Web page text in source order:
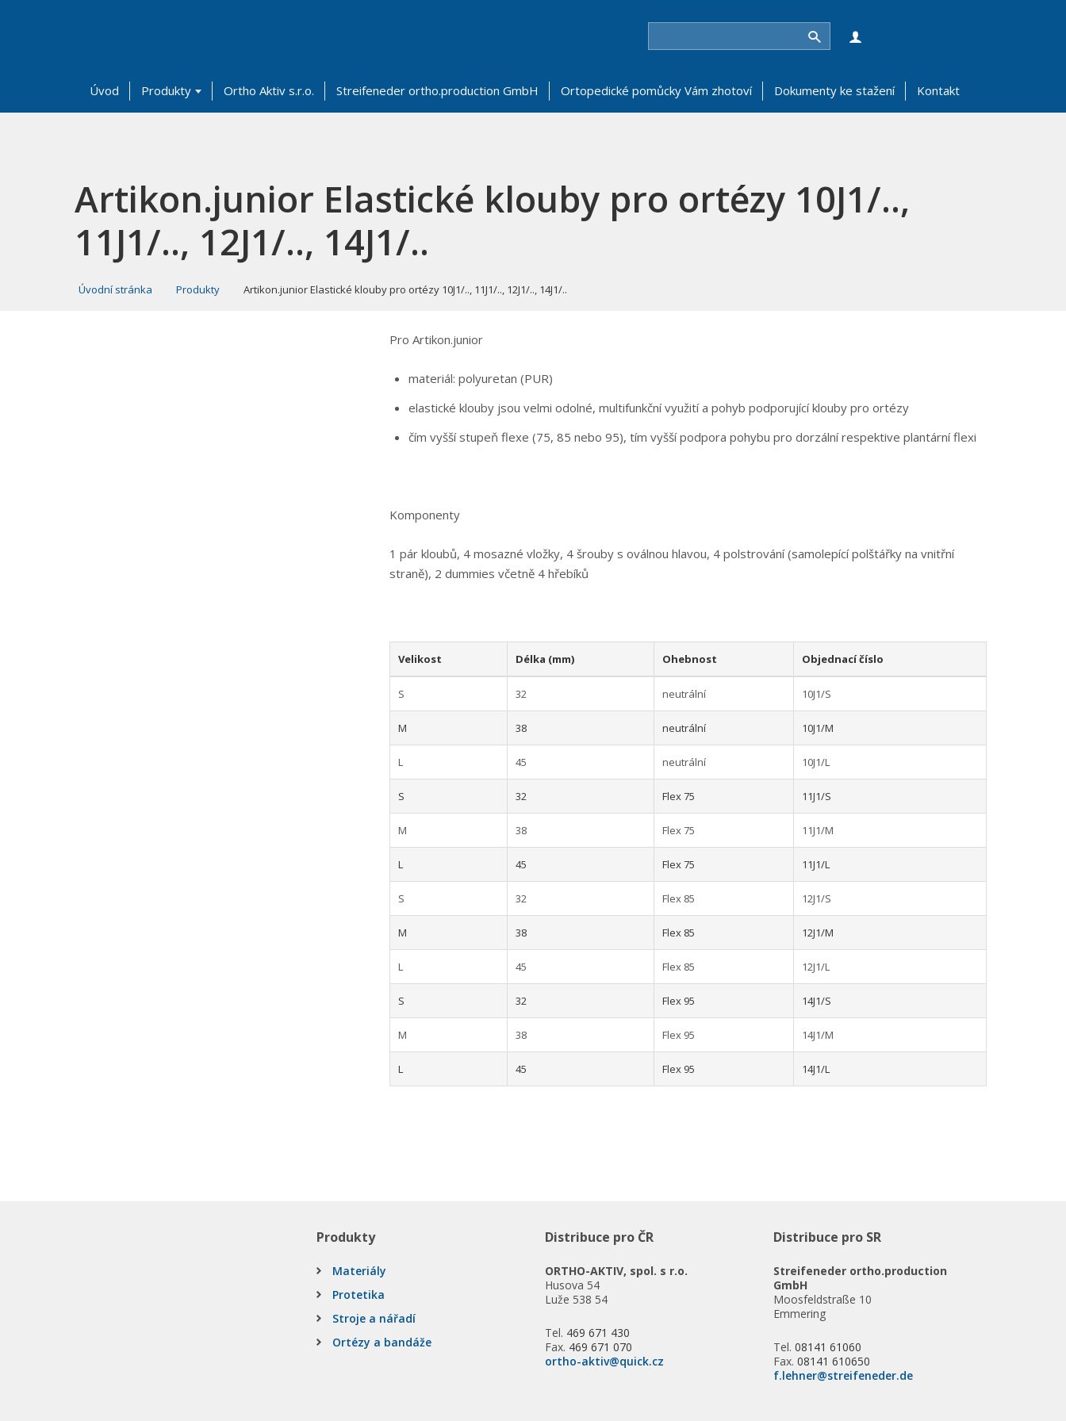
Hledat
Úvod Produkty Ortho Aktiv s.r.o. Streifeneder ortho.production GmbH Ortopedické pomůcky Vám zhotoví Dokumenty ke stažení Kontakt
Artikon.junior Elastické klouby pro ortézy 10J1/..,
11J1/.., 12J1/.., 14J1/..
Úvodní stránka Produkty Artikon.junior Elastické klouby pro ortézy 10J1/.., 11J1/.., 12J1/.., 14J1/..
Pro Artikon.junior
materiál: polyuretan (PUR)
elastické klouby jsou velmi odolné, multifunkční využití a pohyb podporující klouby pro ortézy
čím vyšší stupeň flexe (75, 85 nebo 95), tím vyšší podpora pohybu pro dorzální respektive plantární flexi
Komponenty
1 pár kloubů, 4 mosazné vložky, 4 šrouby s oválnou hlavou, 4 polstrování (samolepící polštářky na vnitřní
straně), 2 dummies včetně 4 hřebíků
Velikost Délka (mm) Ohebnost Objednací číslo
S 32 neutrální 10J1/S
M 38 neutrální 10J1/M
L 45 neutrální 10J1/L
S 32 Flex 75 11J1/S
M 38 Flex 75 11J1/M
L 45 Flex 75 11J1/L
S 32 Flex 85 12J1/S
M 38 Flex 85 12J1/M
L 45 Flex 85 12J1/L
S 32 Flex 95 14J1/S
M 38 Flex 95 14J1/M
L 45 Flex 95 14J1/L
Produkty
Materiály
Protetika
Stroje a nářadí
Ortézy a bandáže
Distribuce pro ČR
ORTHO-AKTIV, spol. s r.o.
Husova 54
Luže 538 54
Tel. 469 671 430
Fax. 469 671 070
ortho-aktiv@quick.cz
Distribuce pro SR
Streifeneder ortho.production
GmbH
Moosfeldstraße 10
Emmering
Tel. 08141 61060
Fax. 08141 610650
f.lehner@streifeneder.de